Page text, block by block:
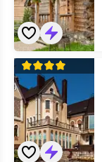
«Экотель
Богородск
и
СПА»
отель
шведский
стол